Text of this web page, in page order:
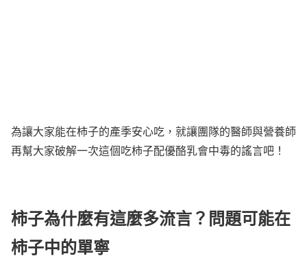
為讓大家能在柿子的產季安心吃，就讓團隊的醫師與營養師
再幫大家破解一次這個吃柿子配優酪乳會中毒的謠言吧！
柿子為什麼有這麼多流言？問題可能在
柿子中的單寧